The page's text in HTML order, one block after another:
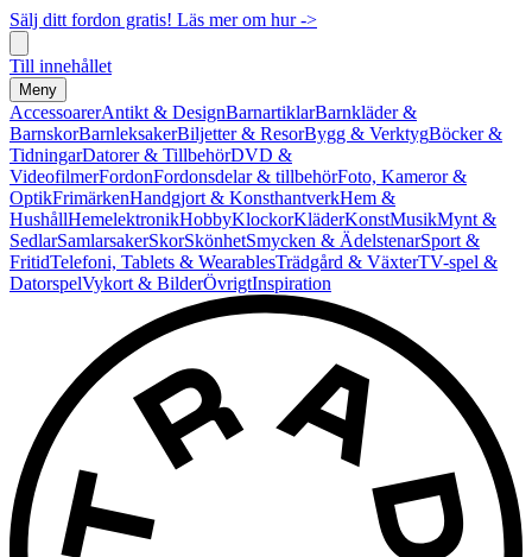
Sälj ditt fordon gratis! Läs mer om hur ->
Till innehållet
Meny
AccessoarerAntikt & DesignBarnartiklarBarnkläder &
BarnskorBarnleksakerBiljetter & ResorBygg & VerktygBöcker &
TidningarDatorer & TillbehörDVD &
VideofilmerFordonFordonsdelar & tillbehörFoto, Kameror &
OptikFrimärkenHandgjort & KonsthantverkHem &
HushållHemelektronikHobbyKlockorKläderKonstMusikMynt &
SedlarSamlarsakerSkorSkönhetSmycken & ÄdelstenarSport &
FritidTelefoni, Tablets & WearablesTrädgård & VäxterTV-spel &
DatorspelVykort & BilderÖvrigtInspiration